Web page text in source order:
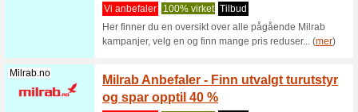
Bedre-Innekl...
Bedre